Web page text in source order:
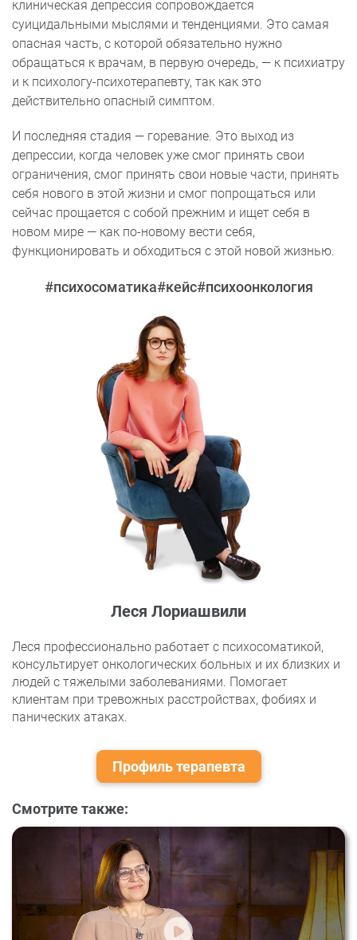
клиническая депрессия сопровождается
суицидальными мыслями и тенденциями. Это самая
опасная часть, с которой обязательно нужно
обращаться к врачам, в первую очередь, — к психиатру
и к психологу-психотерапевту, так как это
действительно опасный симптом.
И последняя стадия — горевание. Это выход из
депрессии, когда человек уже смог принять свои
ограничения, смог принять свои новые части, принять
себя нового в этой жизни и смог попрощаться или
сейчас прощается с собой прежним и ищет себя в
новом мире — как по-новому вести себя,
функционировать и обходиться с этой новой жизнью.
#психосоматика#кейс#психоонкология
Леся Лориашвили
Леся профессионально работает с психосоматикой,
консультирует онкологических больных и их близких и
людей с тяжелыми заболеваниями. Помогает
клиентам при тревожных расстройствах, фобиях и
панических атаках.
Профиль терапевта
Смотрите также: